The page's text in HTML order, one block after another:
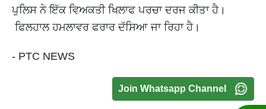
ਪੁਲਿਸ ਨੇ ਇੱਕ ਵਿਅਕਤੀ ਖਿਲਾਫ ਪਰਚਾ ਦਰਜ ਕੀਤਾ ਹੈ।
ਫਿਲਹਾਲ ਹਮਲਾਵਰ ਫਰਾਰ ਦੱਸਿਆ ਜਾ ਰਿਹਾ ਹੈ।
- PTC NEWS
Join Whatsapp Channel